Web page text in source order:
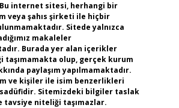
Bu internet sitesi, herhangi bir
veya şahıs şirketi ile hiçbir
Sitede yalnızca
makaleler
Burada yer alan içerikler
taşımamakta olup, gerçek kurum
paylaşım yapılmamaktadır.
ve kişiler ile isim benzerlikleri
Sitemizdeki bilgiler taslak
tavsiye niteliği taşımazlar.